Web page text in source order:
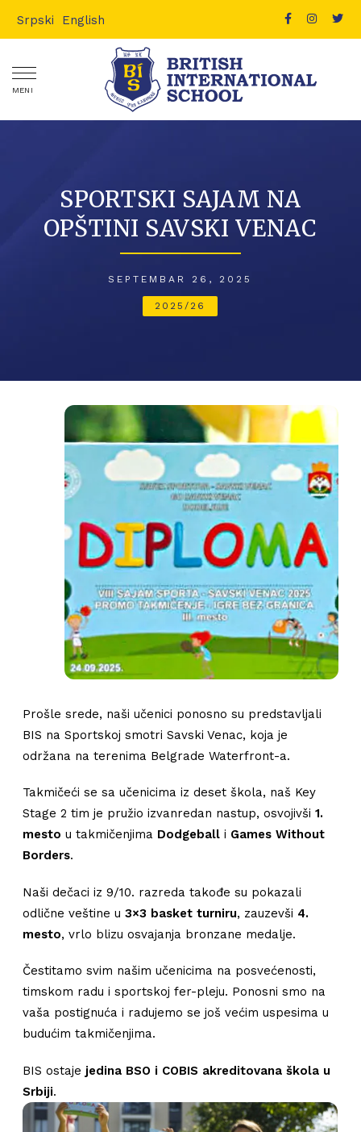
Srpski English
MENI
SPORTSKI SAJAM NA
OPŠTINI SAVSKI VENAC
SEPTEMBAR 26, 2025
2025/26
Prošle srede, naši učenici ponosno su predstavljali
BIS na Sportskoj smotri Savski Venac, koja je
održana na terenima Belgrade Waterfront-a.
Takmičeći se sa učenicima iz deset škola, naš Key
Stage 2 tim je pružio izvanredan nastup, osvojivši1.
mesto u takmičenjima Dodgeball i Games Without
Borders.
Naši dečaci iz 9/10. razreda takođe su pokazali
odlične veštine u3×3 basket turniru, zauzevši 4.
mesto, vrlo blizu osvajanja bronzane medalje.
Čestitamo svim našim učenicima na posvećenosti,
timskom radu i sportskoj fer-pleju. Ponosni smo na
vaša postignuća i radujemo se još većim uspesima u
budućim takmičenjima.
BIS ostaje jedina BSO i COBIS akreditovana škola u
Srbiji.